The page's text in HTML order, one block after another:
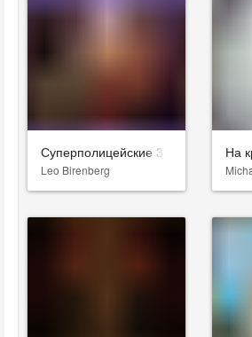
Суперполицейские 3
Leo Birenberg
На